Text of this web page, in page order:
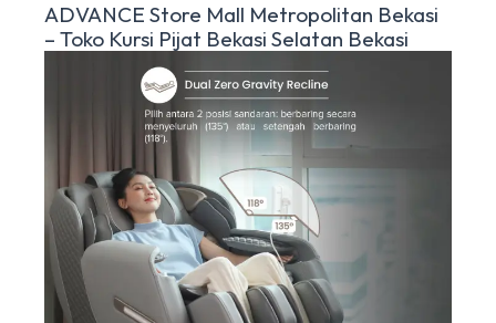
ADVANCE Store Mall Metropolitan Bekasi
– Toko Kursi Pijat Bekasi Selatan Bekasi